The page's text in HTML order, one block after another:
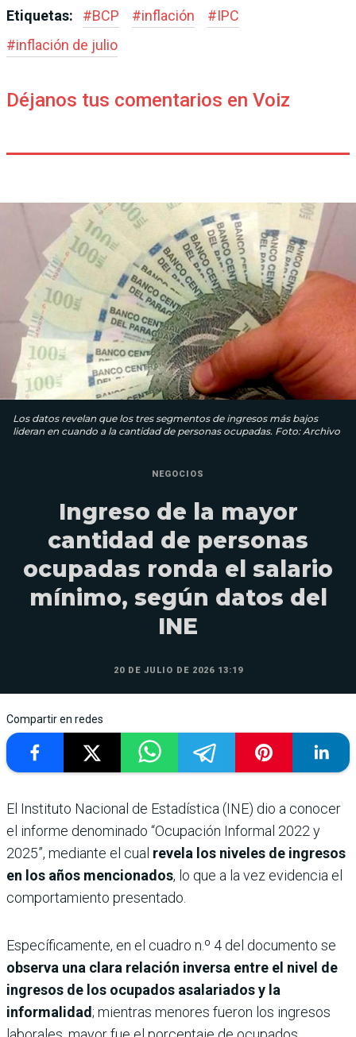
Etiquetas: #BCP #inflación #IPC
#inflación de julio
Déjanos tus comentarios en Voiz
Los datos revelan que los tres segmentos de ingresos más bajos
lideran en cuando a la cantidad de personas ocupadas. Foto: Archivo
NEGOCIOS
Ingreso de la mayor
cantidad de personas
ocupadas ronda el salario
mínimo, según datos del
INE
20 DE JULIO DE 2026 13:19
Compartir en redes
El Instituto Nacional de Estadística (INE) dio a conocer
el informe denominado “Ocupación Informal 2022 y
2025”, mediante el cual revela los niveles de ingresos
en los años mencionados, lo que a la vez evidencia el
comportamiento presentado.
Específicamente, en el cuadro n.º 4 del documento se
observa una clara relación inversa entre el nivel de
ingresos de los ocupados asalariados y la
informalidad; mientras menores fueron los ingresos